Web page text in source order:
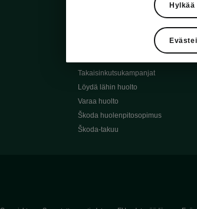
Alkuperäiset Škoda-varaosat
Alkuperäiset Škoda-moottoriöljyt
Takaisinkutsukampanjat
Löydä lähin huolto
Varaa huolto
Škoda huolenpitosopimus
Škoda-takuu
Hylkää